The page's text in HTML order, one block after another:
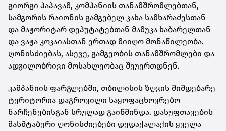
გიორგი პაპავამ, კომპანიის თანამშრომლებთან,
სამგორის რაიონის გამგებელ კახა სამხარაძესთან
და მაჟორიტარ დეპუტატებთან მამუკა ხაბარელთან
და ვაჟა კოკაიასთან ერთად მიიღო მონაწილეობა.
ღონისძიებას, ასევე, გამგეობის თანამშრომლები და
ადგილობრივი მოსახლეობაც შეუერთდნენ.
კამპანიის ფარგლებში, თბილისის ზღვის მიმდებარე
ტერიტორია დაგროვილი საყოფაცხოვრებო
ნარჩენებისგან სრულად გაიწმინდა. დასუფთავების
მასშტაბური ღონისძიებები დედაქალაქის ყველა